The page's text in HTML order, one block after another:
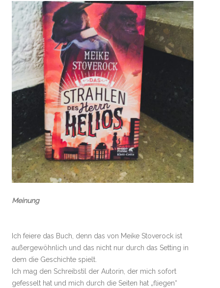
Meinung
Ich feiere das Buch, denn das von Meike Stoverock ist
außergewöhnlich und das nicht nur durch das Setting in
dem die Geschichte spielt.
Ich mag den Schreibstil der Autorin, der mich sofort
gefesselt hat und mich durch die Seiten hat „fliegen“